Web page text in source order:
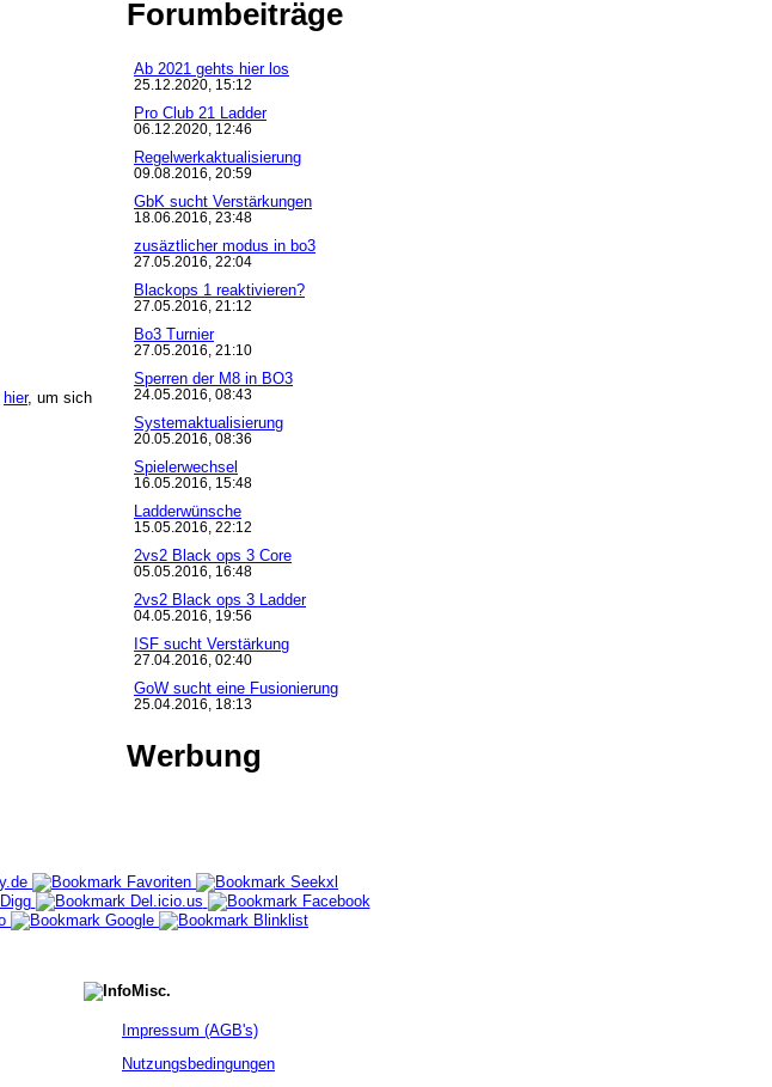
hier, um sich
Forumbeiträge
Ab 2021 gehts hier los
25.12.2020, 15:12
Pro Club 21 Ladder
06.12.2020, 12:46
Regelwerkaktualisierung
09.08.2016, 20:59
GbK sucht Verstärkungen
18.06.2016, 23:48
zusäztlicher modus in bo3
27.05.2016, 22:04
Blackops 1 reaktivieren?
27.05.2016, 21:12
Bo3 Turnier
27.05.2016, 21:10
Sperren der M8 in BO3
24.05.2016, 08:43
Systemaktualisierung
20.05.2016, 08:36
Spielerwechsel
16.05.2016, 15:48
Ladderwünsche
15.05.2016, 22:12
2vs2 Black ops 3 Core
05.05.2016, 16:48
2vs2 Black ops 3 Ladder
04.05.2016, 19:56
ISF sucht Verstärkung
27.04.2016, 02:40
GoW sucht eine Fusionierung
25.04.2016, 18:13
Werbung
Misc.
Impressum (AGB's)
Nutzungsbedingungen